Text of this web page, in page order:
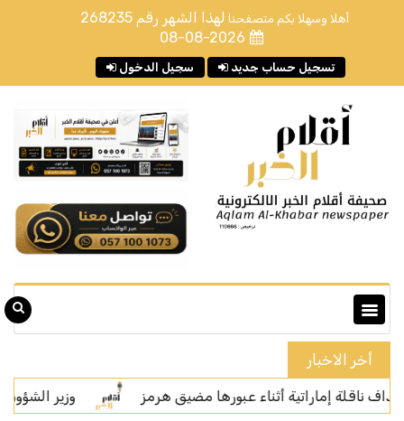
أهلا وسهلا بكم متصفحنا لهذا الشهر رقم 268235
08-08-2026
سجيل الدخول تسجيل حساب جديد
أخر الاخبار
إماراتية أثناء عبورها مضيق هرمز وزير الشؤون